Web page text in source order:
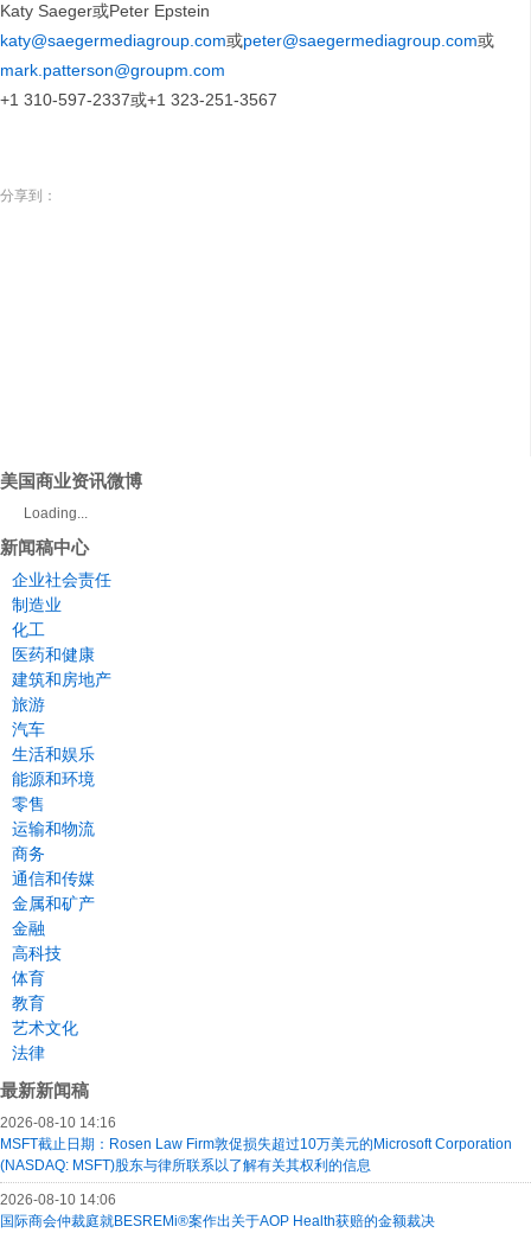
Katy Saeger或Peter Epstein
katy@saegermediagroup.com或peter@saegermediagroup.com或
mark.patterson@groupm.com
+1 310-597-2337或+1 323-251-3567
分享到：
美国商业资讯微博
Loading...
新闻稿中心
企业社会责任
制造业
化工
医药和健康
建筑和房地产
旅游
汽车
生活和娱乐
能源和环境
零售
运输和物流
商务
通信和传媒
金属和矿产
金融
高科技
体育
教育
艺术文化
法律
最新新闻稿
2026-08-10 14:16
MSFT截止日期：Rosen Law Firm敦促损失超过10万美元的Microsoft Corporation
(NASDAQ: MSFT)股东与律所联系以了解有关其权利的信息
2026-08-10 14:06
国际商会仲裁庭就BESREMi®案作出关于AOP Health获赔的金额裁决